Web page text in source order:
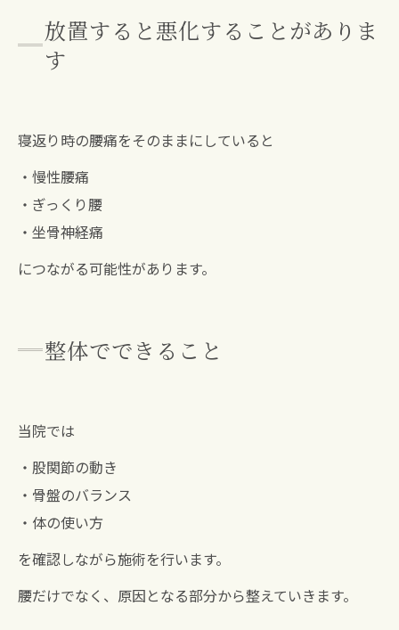
放置すると悪化することがありま
す
寝返り時の腰痛をそのままにしていると
・慢性腰痛
・ぎっくり腰
・坐骨神経痛
につながる可能性があります。
整体でできること
当院では
・股関節の動き
・骨盤のバランス
・体の使い方
を確認しながら施術を行います。
腰だけでなく、原因となる部分から整えていきます。